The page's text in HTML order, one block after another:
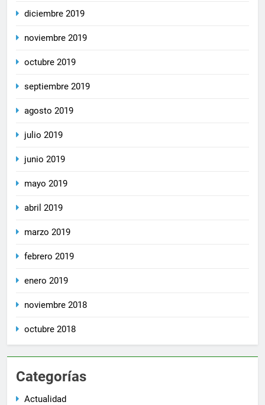
diciembre 2019
noviembre 2019
octubre 2019
septiembre 2019
agosto 2019
julio 2019
junio 2019
mayo 2019
abril 2019
marzo 2019
febrero 2019
enero 2019
noviembre 2018
octubre 2018
Categorías
Actualidad